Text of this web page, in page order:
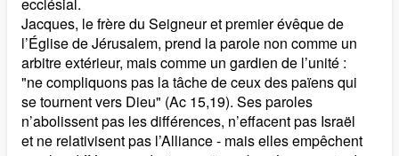
Jacques, le frère du Seigneur et premier évêque de
l’Église de Jérusalem, prend la parole non comme un
arbitre extérieur, mais comme un gardien de l’unité :
"ne compliquons pas la tâche de ceux des païens qui
se tournent vers Dieu" (Ac 15,19). Ses paroles
n’abolissent pas les différences, n’effacent pas Israël
et ne relativisent pas l’Alliance - mais elles empêchent